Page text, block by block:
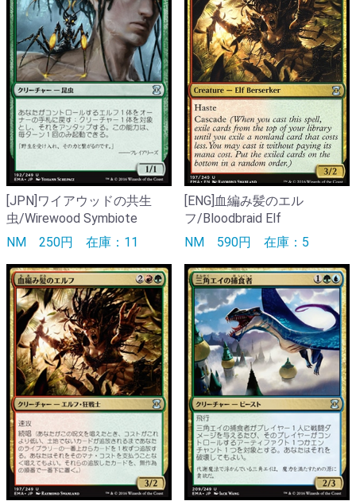
[JPN]ワイアウッドの共生
虫/Wirewood Symbiote
NM 250円 在庫：11
[ENG]血編み髪のエル
フ/Bloodbraid Elf
NM 590円 在庫：5